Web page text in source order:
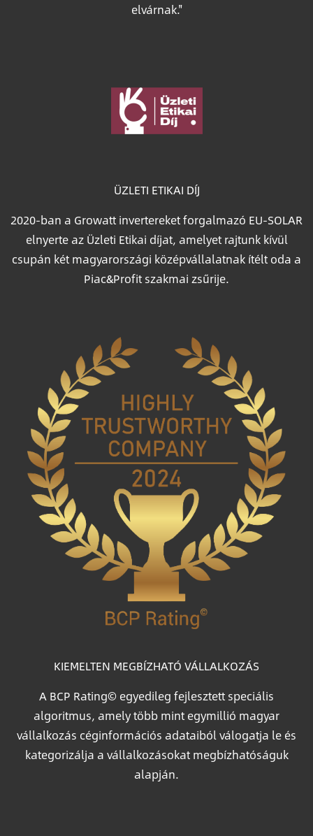
elvárnak."
ÜZLETI ETIKAI DÍJ
2020-ban a Growatt invertereket forgalmazó EU-SOLAR
elnyerte az Üzleti Etikai díjat, amelyet rajtunk kívül
csupán két magyarországi középvállalatnak ítélt oda a
Piac&Profit szakmai zsűrije.
KIEMELTEN MEGBÍZHATÓ VÁLLALKOZÁS
A BCP Rating© egyedileg fejlesztett speciális
algoritmus, amely több mint egymillió magyar
vállalkozás céginformációs adataiból válogatja le és
kategorizálja a vállalkozásokat megbízhatóságuk
alapján.